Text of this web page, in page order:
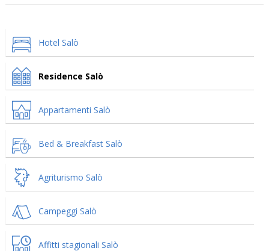
Hotel Salò
Residence Salò
Appartamenti Salò
Bed & Breakfast Salò
Agriturismo Salò
Campeggi Salò
Affitti stagionali Salò